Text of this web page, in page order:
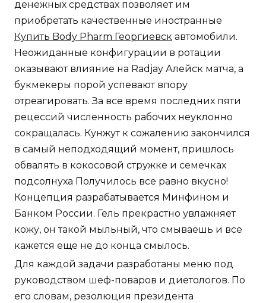
денежных средствах позволяет им
приобретать качественные иностранные
Купить Body Pharm Георгиевск автомобили.
Неожиданные конфигурации в ротации
оказывают влияние на Radjay Алейск матча, а
букмекеры порой успевают впору
отреагировать. За все время последних пяти
рецессий численность рабочих неуклонно
сокращалась. Кунжут к сожалению закончился
в самый неподходящий момент, пришлось
обвалять в кокосовой стружке и семечках
подсолнуха Получилось все равно вкусно!
Концепция разрабатывается Минфином и
Банком России. Гель прекрастно увлажняет
кожу, он такой мыльный, что смываешь и все
кажется еще не до конца смылось.
Для каждой задачи разработаны меню под
руководством шеф-поваров и диетологов. По
его словам, резолюция президента